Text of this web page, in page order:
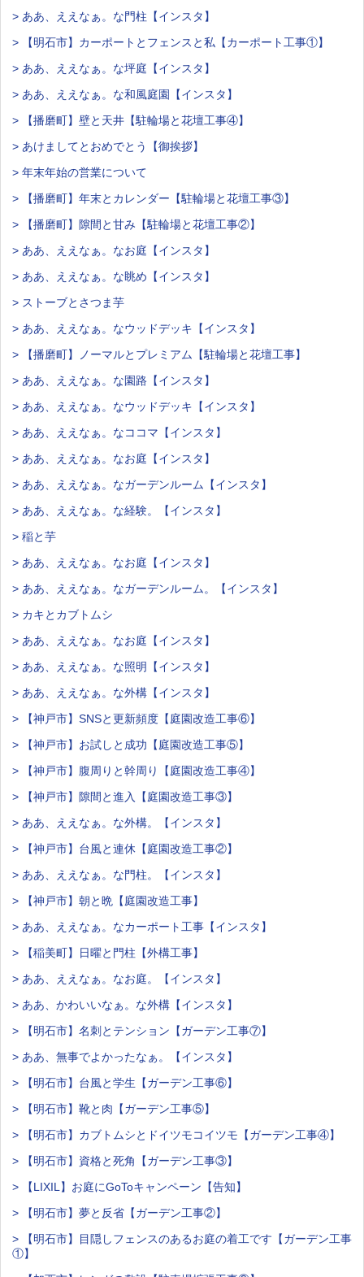
> ああ、ええなぁ。な門柱【インスタ】
> 【明石市】カーポートとフェンスと私【カーポート工事①】
> ああ、ええなぁ。な坪庭【インスタ】
> ああ、ええなぁ。な和風庭園【インスタ】
> 【播磨町】壁と天井【駐輪場と花壇工事④】
> あけましてとおめでとう【御挨拶】
> 年末年始の営業について
> 【播磨町】年末とカレンダー【駐輪場と花壇工事③】
> 【播磨町】隙間と甘み【駐輪場と花壇工事②】
> ああ、ええなぁ。なお庭【インスタ】
> ああ、ええなぁ。な眺め【インスタ】
> ストーブとさつま芋
> ああ、ええなぁ。なウッドデッキ【インスタ】
> 【播磨町】ノーマルとプレミアム【駐輪場と花壇工事】
> ああ、ええなぁ。な園路【インスタ】
> ああ、ええなぁ。なウッドデッキ【インスタ】
> ああ、ええなぁ。なココマ【インスタ】
> ああ、ええなぁ。なお庭【インスタ】
> ああ、ええなぁ。なガーデンルーム【インスタ】
> ああ、ええなぁ。な経験。【インスタ】
> 稲と芋
> ああ、ええなぁ。なお庭【インスタ】
> ああ、ええなぁ。なガーデンルーム。【インスタ】
> カキとカブトムシ
> ああ、ええなぁ。なお庭【インスタ】
> ああ、ええなぁ。な照明【インスタ】
> ああ、ええなぁ。な外構【インスタ】
> 【神戸市】SNSと更新頻度【庭園改造工事⑥】
> 【神戸市】お試しと成功【庭園改造工事⑤】
> 【神戸市】腹周りと幹周り【庭園改造工事④】
> 【神戸市】隙間と進入【庭園改造工事③】
> ああ、ええなぁ。な外構。【インスタ】
> 【神戸市】台風と連休【庭園改造工事②】
> ああ、ええなぁ。な門柱。【インスタ】
> 【神戸市】朝と晩【庭園改造工事】
> ああ、ええなぁ。なカーポート工事【インスタ】
> 【稲美町】日曜と門柱【外構工事】
> ああ、ええなぁ。なお庭。【インスタ】
> ああ、かわいいなぁ。な外構【インスタ】
> 【明石市】名刺とテンション【ガーデン工事⑦】
> ああ、無事でよかったなぁ。【インスタ】
> 【明石市】台風と学生【ガーデン工事⑥】
> 【明石市】靴と肉【ガーデン工事⑤】
> 【明石市】カブトムシとドイツモコイツモ【ガーデン工事④】
> 【明石市】資格と死角【ガーデン工事③】
> 【LIXIL】お庭にGoToキャンペーン【告知】
> 【明石市】夢と反省【ガーデン工事②】
> 【明石市】目隠しフェンスのあるお庭の着工です【ガーデン工事
①】